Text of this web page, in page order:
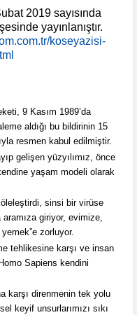
2019 sayısında
yayınlanıştır.
koseyazisi-
9 Kasım 1989’da
aldığı bu bildirinin 15
resmen kabul edilmiştir.
gelişen yüzyılımız, önce
yaşam modeli olarak
sinsi bir virüse
aramıza giriyor, evimize,
zorluyor.
tehlikesine karşı ve insan
Sapiens kendini
karşı direnmenin tek yolu
keyif unsurlarımızı sıkı